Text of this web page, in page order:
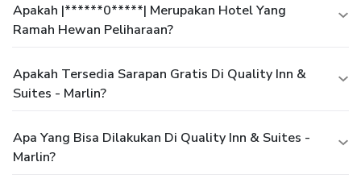
Apakah |******0*****| Merupakan Hotel Yang
Ramah Hewan Peliharaan?
Apakah Tersedia Sarapan Gratis Di Quality Inn &
Suites - Marlin?
Apa Yang Bisa Dilakukan Di Quality Inn & Suites -
Marlin?